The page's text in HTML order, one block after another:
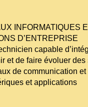
INFORMATIQUES
D’ENTREPRISE
capable
et de faire évoluer
de communication
et applications